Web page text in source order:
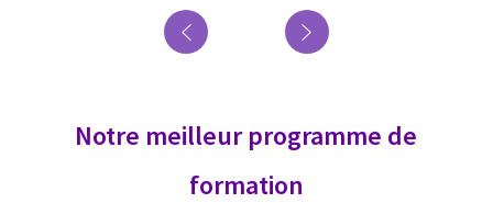
Notre meilleur programme de
formation